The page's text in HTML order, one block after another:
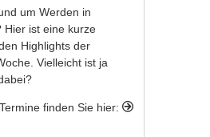
um Werden in
Hier ist eine kurze
Highlights der
Vielleicht ist ja
finden Sie hier: